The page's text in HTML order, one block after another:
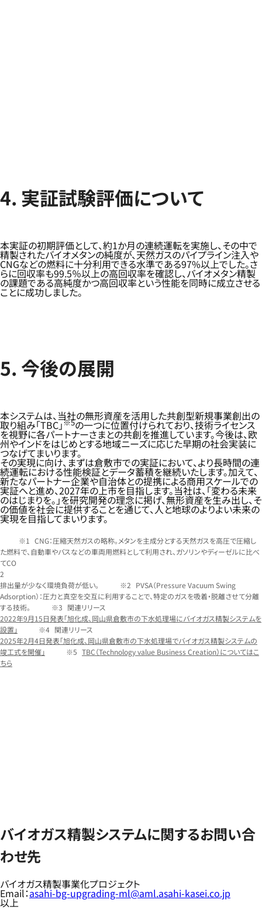
4. 実証試験評価について
本実証の初期評価として、約1か月の連続運転を実施し、その中で
精製されたバイオメタンの純度が、天然ガスのパイプライン注入や
CNGなどの燃料に十分利用できる水準である97%以上でした。さ
らに回収率も99.5％以上の高回収率を確認し、バイオメタン精製
の課題である高純度かつ高回収率という性能を同時に成立させる
ことに成功しました。
5. 今後の展開
本システムは、当社の無形資産を活用した共創型新規事業創出の
取り組み「TBC」※5の一つに位置付けられており、技術ライセンス
を視野に各パートナーさまとの共創を推進しています。今後は、欧
州やインドをはじめとする地域ニーズに応じた早期の社会実装に
つなげてまいります。
その実現に向け、まずは倉敷市での実証において、より長時間の連
続運転における性能検証とデータ蓄積を継続いたします。加えて、
新たなパートナー企業や自治体との提携による商用スケールでの
実証へと進め、2027年の上市を目指します。当社は、「変わる未来
のはじまりを。」を研究開発の理念に掲げ、無形資産を生み出し、そ
の価値を社会に提供することを通じて、人と地球のよりよい未来の
実現を目指してまいります。
CNG：圧縮天然ガスの略称。メタンを主成分とする天然ガスを高圧で圧縮し
た燃料で、自動車やバスなどの車両用燃料として利用され、ガソリンやディーゼルに比べ
てCO
2
排出量が少なく環境負荷が低い。
PVSA（Pressure Vacuum Swing
Adsorption）：圧力と真空を交互に利用することで、特定のガスを吸着・脱離させて分離
する技術。
関連リリース
2022年9月15日発表「旭化成、岡山県倉敷市の下水処理場にバイオガス精製システムを
設置」
関連リリース
2025年2月4日発表「旭化成、岡山県倉敷市の下水処理場でバイオガス精製システムの
竣工式を開催」
TBC（Technology value Business Creation）についてはこ
ちら
バイオガス精製システムに関するお問い合
わせ先
バイオガス精製事業化プロジェクト
Email：asahi-bg-upgrading-ml@aml.asahi-kasei.co.jp
以上